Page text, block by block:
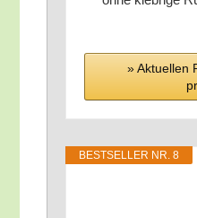
» Aktu­el­len
BEST­SEL­LER NR. 8